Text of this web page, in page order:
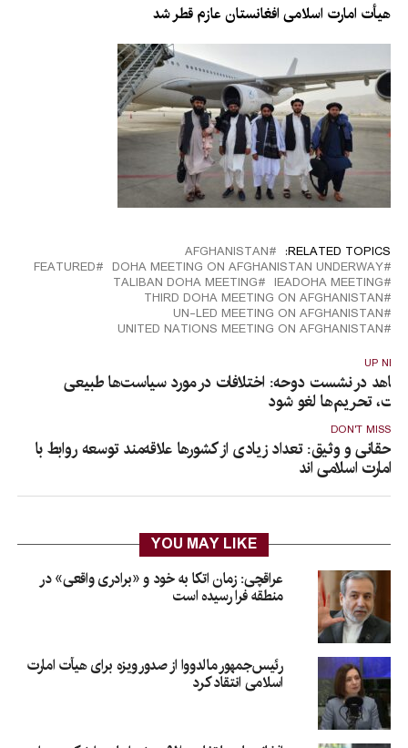
هیأت امارت اسلامی افغانستان عازم قطر شد
RELATED TOPICS:
AFGHANISTAN
DOHA MEETING ON AFGHANISTAN UNDERWAY
FEATURED
IEADOHA MEETING
TALIBAN DOHA MEETING
THIRD DOHA MEETING ON AFGHANISTAN
UN-LED MEETING ON AFGHANISTAN
UNITED NATIONS MEETING ON AFGHANISTAN
UP
در نشست دوحه: اختلافات در مورد سیاست‌ها طبیعی
تحریم‌ها لغو شود
DON'T MISS
حقانی و وثیق: تعداد زیادی از کشورها علاقه‌مند توسعه روابط با
امارت اسلامی اند
YOU MAY LIKE
عراقچی: زمان اتکا به خود و «برادری واقعی» در
منطقه فرا رسیده است
رئیس‌جمهور مالدووا از صدور ویزه برای هیأت امارت
اسلامی انتقاد کرد